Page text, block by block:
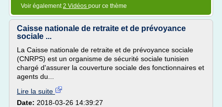
Voir également2 Vidéos pour ce thème
Caisse nationale de retraite et de prévoyance
sociale ...
La Caisse nationale de retraite et de prévoyance sociale
(CNRPS) est un organisme de sécurité sociale tunisien
chargé d'assurer la couverture sociale des fonctionnaires et
agents du...
Lire la suite
Date: 2018-03-26 14:39:27